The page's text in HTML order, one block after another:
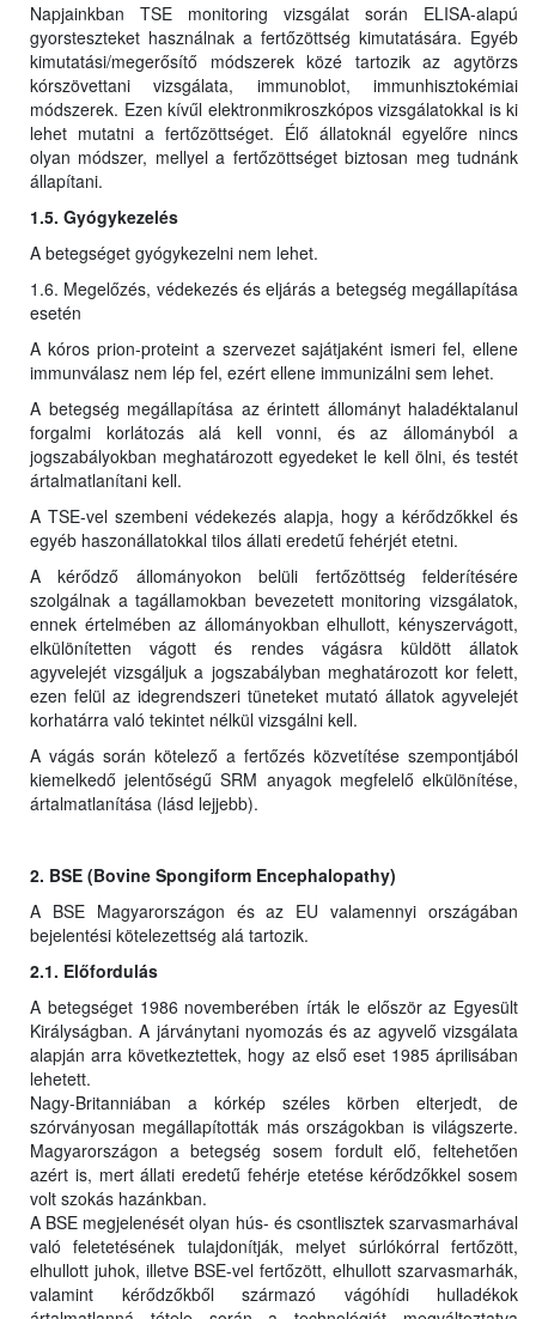
Napjainkban TSE monitoring vizsgálat során ELISA-alapú
gyorsteszteket használnak a fertőzöttség kimutatására. Egyéb
kimutatási/megerősítő módszerek közé tartozik az agytörzs
kórszövettani vizsgálata, immunoblot, immunhisztokémiai
módszerek. Ezen kívűl elektronmikroszkópos vizsgálatokkal is ki
lehet mutatni a fertőzöttséget. Élő állatoknál egyelőre nincs
olyan módszer, mellyel a fertőzöttséget biztosan meg tudnánk
állapítani.
1.5. Gyógykezelés
A betegséget gyógykezelni nem lehet.
1.6. Megelőzés, védekezés és eljárás a betegség megállapítása
esetén
A kóros prion-proteint a szervezet sajátjaként ismeri fel, ellene
immunválasz nem lép fel, ezért ellene immunizálni sem lehet.
A betegség megállapítása az érintett állományt haladéktalanul
forgalmi korlátozás alá kell vonni, és az állományból a
jogszabályokban meghatározott egyedeket le kell ölni, és testét
ártalmatlanítani kell.
A TSE-vel szembeni védekezés alapja, hogy a kérődzőkkel és
egyéb haszonállatokkal tilos állati eredetű fehérjét etetni.
A kérődző állományokon belüli fertőzöttség felderítésére
szolgálnak a tagállamokban bevezetett monitoring vizsgálatok,
ennek értelmében az állományokban elhullott, kényszervágott,
elkülönítetten vágott és rendes vágásra küldött állatok
agyvelejét vizsgáljuk a jogszabályban meghatározott kor felett,
ezen felül az idegrendszeri tüneteket mutató állatok agyvelejét
korhatárra való tekintet nélkül vizsgálni kell.
A vágás során kötelező a fertőzés közvetítése szempontjából
kiemelkedő jelentőségű SRM anyagok megfelelő elkülönítése,
ártalmatlanítása (lásd lejjebb).
2. BSE (Bovine Spongiform Encephalopathy)
A BSE Magyarországon és az EU valamennyi országában
bejelentési kötelezettség alá tartozik.
2.1. Előfordulás
A betegséget 1986 novemberében írták le először az Egyesült
Királyságban. A járványtani nyomozás és az agyvelő vizsgálata
alapján arra következtettek, hogy az első eset 1985 áprilisában
lehetett.
Nagy-Britanniában a kórkép széles körben elterjedt, de
szórványosan megállapították más országokban is világszerte.
Magyarországon a betegség sosem fordult elő, feltehetően
azért is, mert állati eredetű fehérje etetése kérődzőkkel sosem
volt szokás hazánkban.
A BSE megjelenését olyan hús- és csontlisztek szarvasmarhával
való feletetésének tulajdonítják, melyet súrlókórral fertőzött,
elhullott juhok, illetve BSE-vel fertőzött, elhullott szarvasmarhák,
valamint kérődzőkből származó vágóhídi hulladékok